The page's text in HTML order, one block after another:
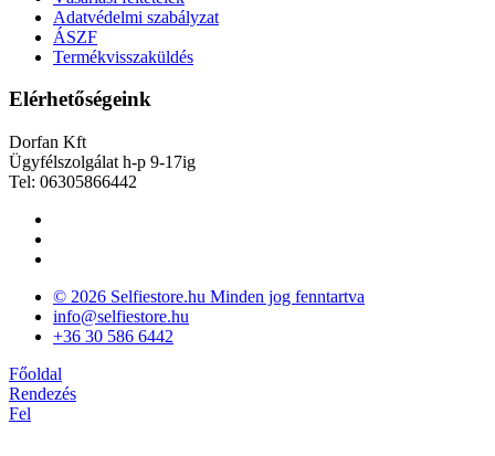
Adatvédelmi szabályzat
ÁSZF
Termékvisszaküldés
Elérhetőségeink
Dorfan Kft
Ügyfélszolgálat h-p 9-17ig
Tel: 06305866442
© 2026 Selfiestore.hu Minden jog fenntartva
info@selfiestore.hu
+36 30 586 6442
Főoldal
Rendezés
Fel